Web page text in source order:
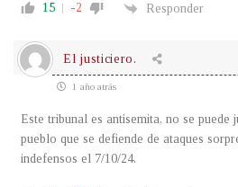
15 -2 Responder
El justiciero.
1 año atrás
Este tribunal es antisemita, no se
pueblo que se defiende de ataques
indefensos el 7/10/24.